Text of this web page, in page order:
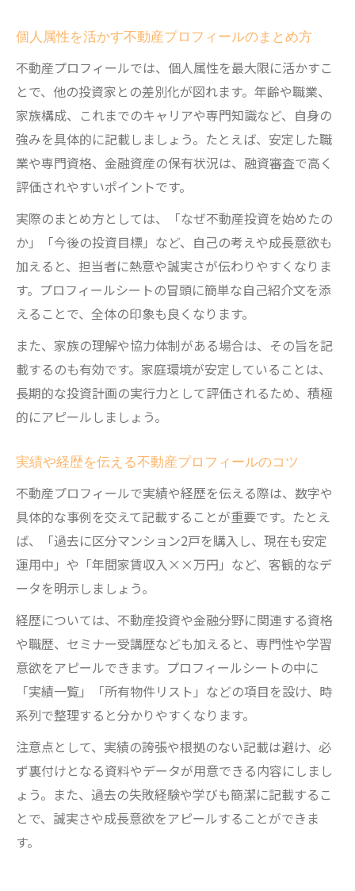
個人属性を活かす不動産プロフィールのまとめ方
不動産プロフィールでは、個人属性を最大限に活かすこ
とで、他の投資家との差別化が図れます。年齢や職業、
家族構成、これまでのキャリアや専門知識など、自身の
強みを具体的に記載しましょう。たとえば、安定した職
業や専門資格、金融資産の保有状況は、融資審査で高く
評価されやすいポイントです。
実際のまとめ方としては、「なぜ不動産投資を始めたの
か」「今後の投資目標」など、自己の考えや成長意欲も
加えると、担当者に熱意や誠実さが伝わりやすくなりま
す。プロフィールシートの冒頭に簡単な自己紹介文を添
えることで、全体の印象も良くなります。
また、家族の理解や協力体制がある場合は、その旨を記
載するのも有効です。家庭環境が安定していることは、
長期的な投資計画の実行力として評価されるため、積極
的にアピールしましょう。
実績や経歴を伝える不動産プロフィールのコツ
不動産プロフィールで実績や経歴を伝える際は、数字や
具体的な事例を交えて記載することが重要です。たとえ
ば、「過去に区分マンション2戸を購入し、現在も安定
運用中」や「年間家賃収入××万円」など、客観的なデ
ータを明示しましょう。
経歴については、不動産投資や金融分野に関連する資格
や職歴、セミナー受講歴なども加えると、専門性や学習
意欲をアピールできます。プロフィールシートの中に
「実績一覧」「所有物件リスト」などの項目を設け、時
系列で整理すると分かりやすくなります。
注意点として、実績の誇張や根拠のない記載は避け、必
ず裏付けとなる資料やデータが用意できる内容にしまし
ょう。また、過去の失敗経験や学びも簡潔に記載するこ
とで、誠実さや成長意欲をアピールすることができま
す。